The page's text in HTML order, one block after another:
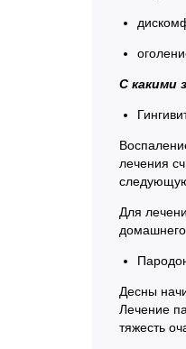
С какими
лечения
Для
домашнего
Десны
Лечение
тяжесть